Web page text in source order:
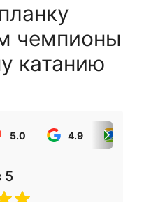
чемпионы
катанию
5.0 4.9
5